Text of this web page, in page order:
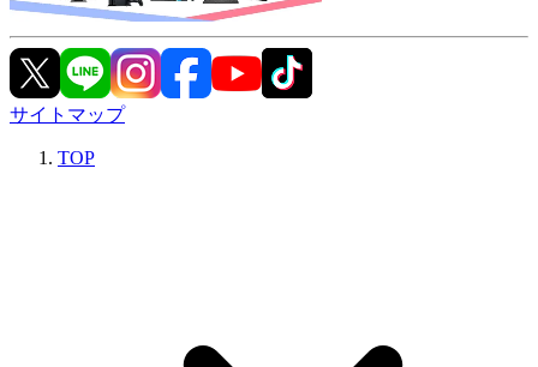
サイトマップ
TOP